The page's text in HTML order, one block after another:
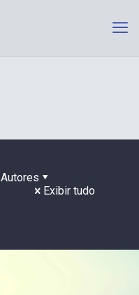
Autores
Exibir tudo